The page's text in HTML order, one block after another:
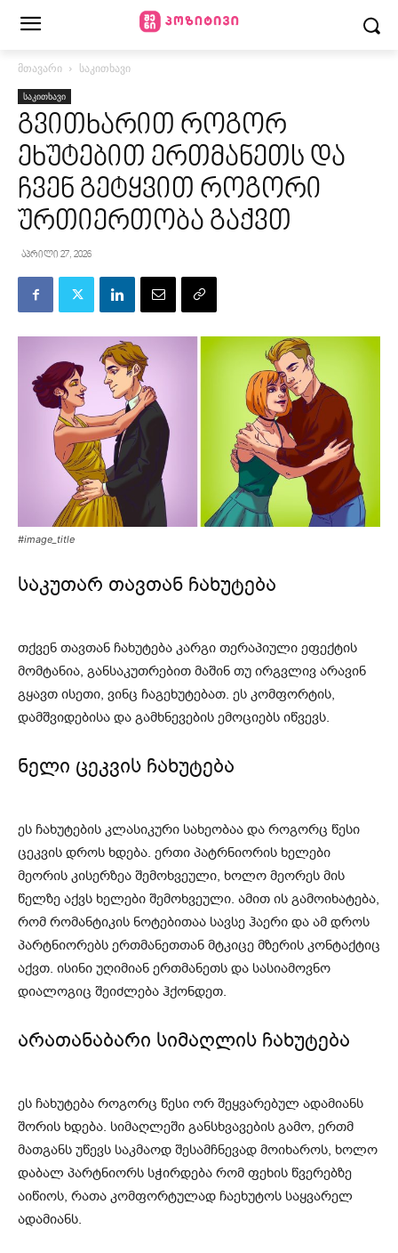
მთავარი საკითხავი
საკითხავი
გვითხარით როგორ
ეხუტებით ერთმანეთს და
ჩვენ გეტყვით როგორი
ურთიერთობა გაქვთ
აპრილი 27, 2026
#image_title
საკუთარ თავთან ჩახუტება
თქვენ თავთან ჩახუტება კარგი თერაპიული ეფექტის
მომტანია, განსაკუთრებით მაშინ თუ ირგვლივ არავინ
გყავთ ისეთი, ვინც ჩაგეხუტებათ. ეს კომფორტის,
დამშვიდებისა და გამხნევების ემოციებს იწვევს.
ნელი ცეკვის ჩახუტება
ეს ჩახუტების კლასიკური სახეობაა და როგორც წესი
ცეკვის დროს ხდება. ერთი პატრნიორის ხელები
მეორის კისერზეა შემოხვეული, ხოლო მეორეს მის
წელზე აქვს ხელები შემოხვეული. ამით ის გამოიხატება,
რომ რომანტიკის ნოტებითაა სავსე ჰაერი და ამ დროს
პარტნიორებს ერთმანეთთან მტკიცე მზერის კონტაქტიც
აქვთ. ისინი უღიმიან ერთმანეთს და სასიამოვნო
დიალოგიც შეიძლება ჰქონდეთ.
არათანაბარი სიმაღლის ჩახუტება
ეს ჩახუტება როგორც წესი ორ შეყვარებულ ადამიანს
შორის ხდება. სიმაღლეში განსხვავების გამო, ერთმ
მათგანს უწევს საკმაოდ შესამჩნევად მოიხაროს, ხოლო
დაბალ პარტნიორს სჭირდება რომ ფეხის წვერებზე
აიწიოს, რათა კომფორტულად ჩაეხუტოს საყვარელ
ადამიანს.